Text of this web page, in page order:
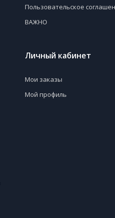
Пользовательское
ВАЖНО
Личный кабинет
Мои заказы
Мой профиль